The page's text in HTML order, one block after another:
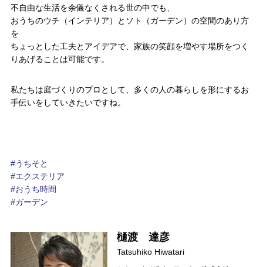
不自由な生活を余儀なくされる世の中でも、
おうちのウチ（インテリア）とソト（ガーデン）の空間のあり方
を
ちょっとした工夫とアイデアで、家族の笑顔を増やす場所をつく
りあげることは可能です。
私たちは庭づくりのプロとして、多くの人の暮らしを形にするお
手伝いをしていきたいですね。
うちそと
エクステリア
おうち時間
ガーデン
樋渡 達彦
Tatsuhiko Hiwatari